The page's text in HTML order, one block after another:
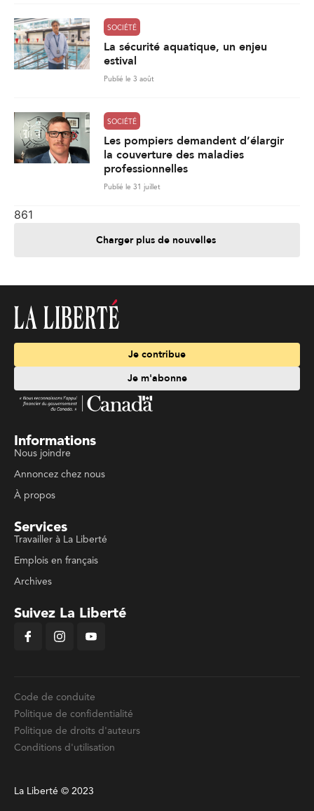
SOCIÉTÉ
La sécurité aquatique, un enjeu
estival
Publié le 3 août
SOCIÉTÉ
Les pompiers demandent d’élargir
la couverture des maladies
professionnelles
Publié le 31 juillet
861
Charger plus de nouvelles
Je contribue
Je m'abonne
Informations
Nous joindre
Annoncez chez nous
À propos
Services
Travailler à La Liberté
Emplois en français
Archives
Suivez La Liberté
Code de conduite
Politique de confidentialité
Politique de droits d'auteurs
Conditions d'utilisation
La Liberté © 2023